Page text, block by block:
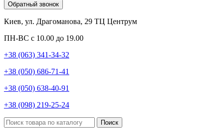
Обратный звонок
Киев, ул. Драгоманова, 29 ТЦ Центрум
ПН-ВС с 10.00 до 19.00
+38 (063) 341-34-32
+38 (050) 686-71-41
+38 (050) 638-40-91
+38 (098) 219-25-24
Поиск